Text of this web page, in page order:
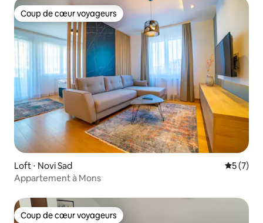
Coup de cœur voyageurs
Coup de cœur voyageurs
Loft ⋅ Novi Sad
5 (7)
Appartement à Mons
Coup de cœur voyageurs
Coup de cœur voyageurs